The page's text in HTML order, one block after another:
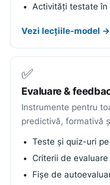
Activități testate în
Vezi lecțiile-model →
✅
Evaluare &
Instrumente pentru
predictivă, formativă
Teste și quiz-uri pe
Criterii de
Fișe de